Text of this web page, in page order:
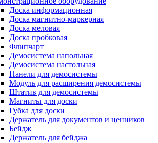
Доска информационная
Доска магнитно-маркерная
Доска меловая
Доска пробковая
Флипчарт
Демосистема напольная
Демосистема настольная
Панели для демосистемы
Модуль для расширения демосистемы
Штатив для демосистемы
Магниты для доски
Губка для доски
Держатель для документов и ценников
Бейдж
Держатель для бейджа